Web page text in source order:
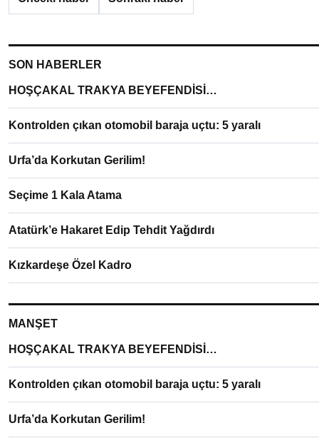
SON HABERLER
HOŞÇAKAL TRAKYA BEYEFENDİSİ…
Kontrolden çıkan otomobil baraja uçtu: 5 yaralı
Urfa’da Korkutan Gerilim!
Seçime 1 Kala Atama
Atatürk’e Hakaret Edip Tehdit Yağdırdı
Kızkardeşe Özel Kadro
MANŞET
HOŞÇAKAL TRAKYA BEYEFENDİSİ…
Kontrolden çıkan otomobil baraja uçtu: 5 yaralı
Urfa’da Korkutan Gerilim!